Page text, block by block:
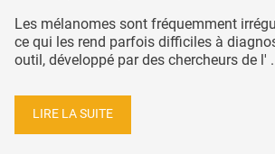
Les mélanomes sont fréquemment
ce qui les rend parfois difficiles à
outil, développé par des chercheurs de l'
LIRE LA SUITE